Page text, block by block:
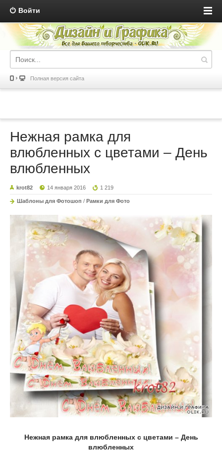
Войти
Полная версия сайта
Нежная рамка для
влюбленных с цветами – День
влюбленных
krot82 14 января 2016 1 219
Шаблоны для Фотошоп / Рамки для Фото
Нежная рамка для влюбленных с цветами – День
влюбленных